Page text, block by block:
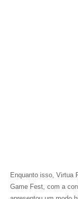
Enquanto isso, Virtua
Game Fest, com a